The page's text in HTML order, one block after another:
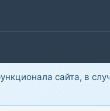
сайта, в